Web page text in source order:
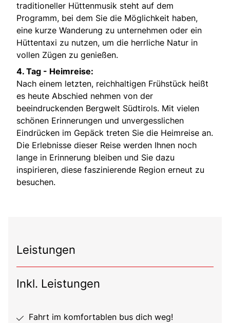
traditioneller Hüttenmusik steht auf dem
Programm, bei dem Sie die Möglichkeit haben,
eine kurze Wanderung zu unternehmen oder ein
Hüttentaxi zu nutzen, um die herrliche Natur in
vollen Zügen zu genießen.
4. Tag - Heimreise:
Nach einem letzten, reichhaltigen Frühstück heißt
es heute Abschied nehmen von der
beeindruckenden Bergwelt Südtirols. Mit vielen
schönen Erinnerungen und unvergesslichen
Eindrücken im Gepäck treten Sie die Heimreise an.
Die Erlebnisse dieser Reise werden Ihnen noch
lange in Erinnerung bleiben und Sie dazu
inspirieren, diese faszinierende Region erneut zu
besuchen.
Leistungen
Inkl. Leistungen
Fahrt im komfortablen bus dich weg!